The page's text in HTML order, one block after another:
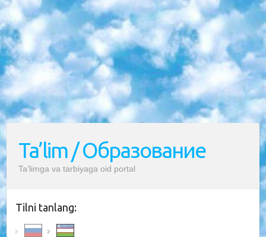
Ta’lim / Образование
Ta’limga va tarbiyaga oid portal
Tilni tanlang: